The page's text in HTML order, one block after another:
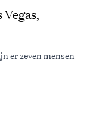
er zeven mensen